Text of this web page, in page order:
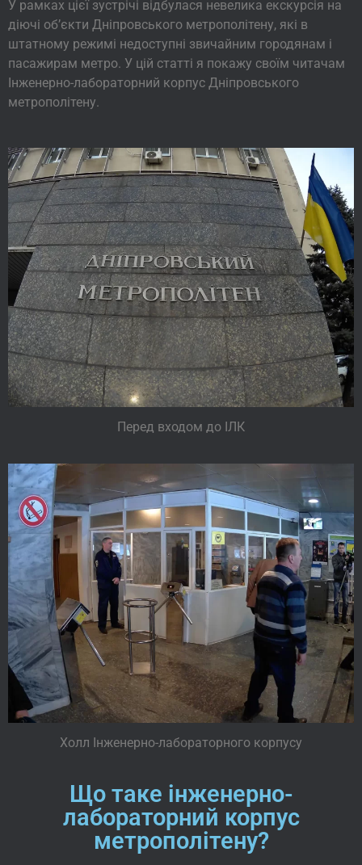
У рамках цієї зустрічі відбулася невелика екскурсія на
діючі об’єкти Дніпровського метрополітену, які в
штатному режимі недоступні звичайним городянам і
пасажирам метро. У цій статті я покажу своїм читачам
Інженерно-лабораторний корпус Дніпровського
метрополітену.
Перед входом до ІЛК
Холл Інженерно-лабораторного корпусу
Що таке інженерно-
лабораторний корпус
метрополітену?